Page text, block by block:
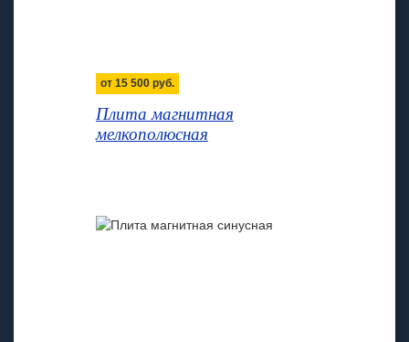
от 15 500руб.
Плита магнитная
мелкополюсная